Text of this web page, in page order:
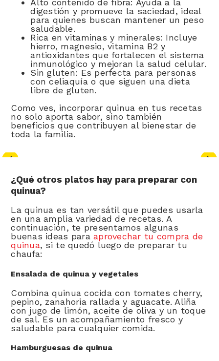
Alto contenido de fibra: Ayuda a la
digestión y promueve la saciedad, ideal
para quienes buscan mantener un peso
saludable.
Rica en vitaminas y minerales: Incluye
hierro, magnesio, vitamina B2 y
antioxidantes que fortalecen el sistema
inmunológico y mejoran la salud celular.
Sin gluten: Es perfecta para personas
con celiaquía o que siguen una dieta
libre de gluten.
Como ves, incorporar quinua en tus recetas
no solo aporta sabor, sino también
beneficios que contribuyen al bienestar de
toda la familia.
¿Qué otros platos hay para preparar con
quinua?
La quinua es tan versátil que puedes usarla
en una amplia variedad de recetas. A
continuación, te presentamos algunas
buenas ideas paraaprovechar tu compra de
quinua, si te quedó luego de preparar tu
chaufa:
Ensalada de quinua y vegetales
Combina quinua cocida con tomates cherry,
pepino, zanahoria rallada y aguacate. Aliña
con jugo de limón, aceite de oliva y un toque
de sal. Es un acompañamiento fresco y
saludable para cualquier comida.
Hamburguesas de quinua